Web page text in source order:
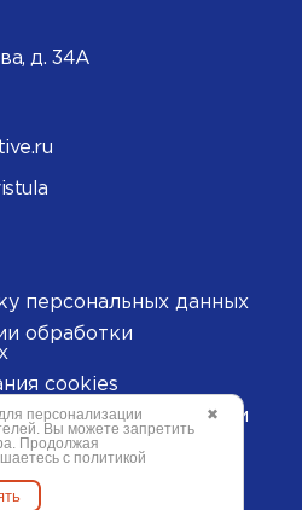
д. 34А
персональных данных
обработки
cookies
данных метрическими
✖
персонализации
Вы можете запретить
Продолжая
с политикой